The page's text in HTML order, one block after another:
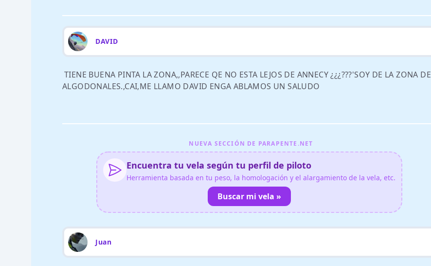
DAVID
TIENE BUENA PINTA LA ZONA,,PARECE QE NO ESTA LEJOS DE ANNECY ¿¿¿???'SOY DE LA ZONA DE
ALGODONALES.,CAI,ME LLAMO DAVID ENGA ABLAMOS UN SALUDO
NUEVA SECCIÓN DE PARAPENTE.NET
Encuentra tu vela según tu perfil de piloto
Herramienta basada en tu peso, la homologación y el alargamiento de la vela, etc.
Buscar mi vela »
Juan